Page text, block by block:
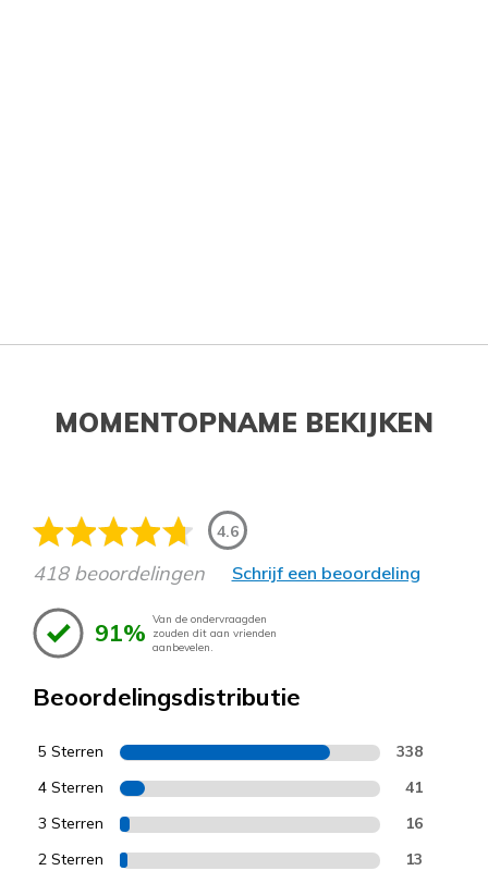
MOMENTOPNAME BEKIJKEN
4.6
418 beoordelingen Schrijf een beoordeling
91% Van de ondervraagden
zouden dit aan vrienden
aanbevelen.
Beoordelingsdistributie
5 Sterren 338
4 Sterren 41
3 Sterren 16
2 Sterren 13